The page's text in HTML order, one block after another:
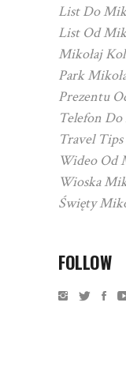
List Do
List Od
Mikołaj
Park
Prezentu
Telefon Do
Travel Tips
Wideo Od
Wioska
Święty
FOLLOW